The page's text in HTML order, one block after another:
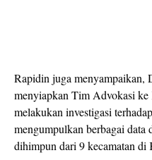
Rapidin juga menyampaikan,
menyiapkan Tim Advokasi
melakukan investigasi
mengumpulkan berbagai data
dihimpun dari 9 kecamatan di